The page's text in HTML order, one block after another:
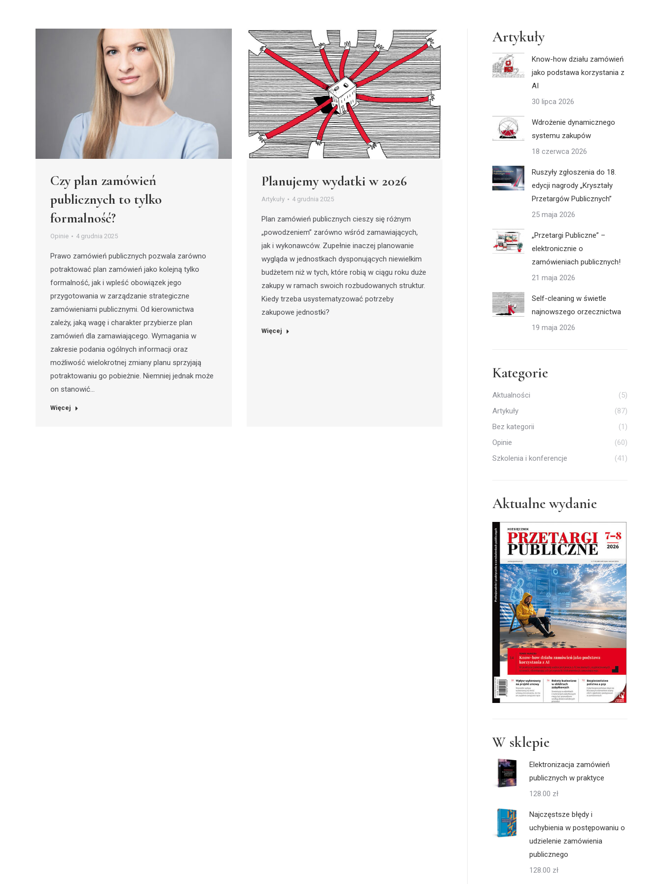
Czy plan zamówień
publicznych to tylko
formalność?
Opinie 4 grudnia 2025
Prawo zamówień publicznych pozwala zarówno
potraktować plan zamówień jako kolejną tylko
formalność, jak i wpleść obowiązek jego
przygotowania w zarządzanie strategiczne
zamówieniami publicznymi. Od kierownictwa
zależy, jaką wagę i charakter przybierze plan
zamówień dla zamawiającego. Wymagania w
zakresie podania ogólnych informacji oraz
możliwość wielokrotnej zmiany planu sprzyjają
potraktowaniu go pobieżnie. Niemniej jednak może
on stanowić…
Więcej
Planujemy wydatki w 2026
Artykuły 4 grudnia 2025
Plan zamówień publicznych cieszy się różnym
„powodzeniem” zarówno wśród zamawiających,
jak i wykonawców. Zupełnie inaczej planowanie
wygląda w jednostkach dysponujących niewielkim
budżetem niż w tych, które robią w ciągu roku duże
zakupy w ramach swoich rozbudowanych struktur.
Kiedy trzeba usystematyzować potrzeby
zakupowe jednostki?
Więcej
Artykuły
Know-how działu zamówień
jako podstawa korzystania z
AI
30 lipca 2026
Wdrożenie dynamicznego
systemu zakupów
18 czerwca 2026
Ruszyły zgłoszenia do 18.
edycji nagrody „Kryształy
Przetargów Publicznych”
25 maja 2026
„Przetargi Publiczne” –
elektronicznie o
zamówieniach publicznych!
21 maja 2026
Self-cleaning w świetle
najnowszego orzecznictwa
19 maja 2026
Kategorie
Aktualności
(5)
Artykuły
(87)
Bez kategorii
(1)
Opinie
(60)
Szkolenia i konferencje
(41)
Aktualne wydanie
W sklepie
Elektronizacja zamówień
publicznych w praktyce
128.00 zł
Najczęstsze błędy i
uchybienia w postępowaniu o
udzielenie zamówienia
publicznego
128.00 zł